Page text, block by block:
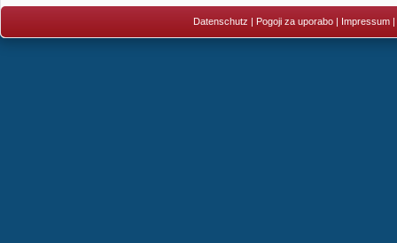
Datenschutz | Pogoji za uporabo| Impressum|